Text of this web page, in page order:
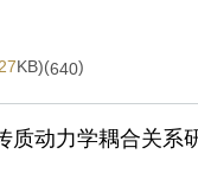
KB)(640)
质动力学耦合关系